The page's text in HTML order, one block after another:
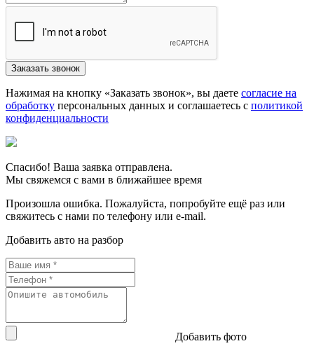
Нажимая на кнопку «Заказать звонок», вы даете согласие на
обработку персональных данных и соглашаетесь c политикой
конфиденциальности
Спасибо! Ваша заявка отправлена.
Мы свяжемся с вами в ближайшее время
Произошла ошибка. Пожалуйста, попробуйте ещё раз или
свяжитесь с нами по телефону или e-mail.
Добавить авто на разбор
Добавить фото